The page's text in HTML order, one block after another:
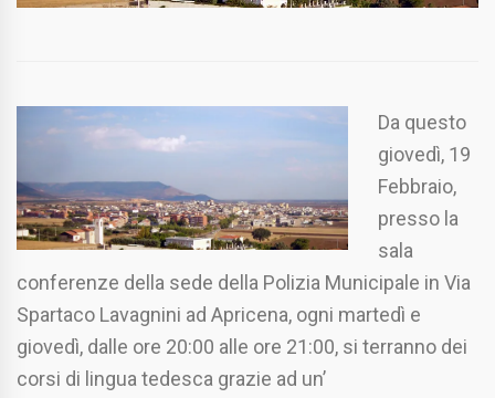
Da questo
giovedì, 19
Febbraio,
presso la
sala
conferenze della sede della Polizia Municipale in Via
Spartaco Lavagnini ad Apricena, ogni martedì e
giovedì, dalle ore 20:00 alle ore 21:00, si terranno dei
corsi di lingua tedesca grazie ad un’